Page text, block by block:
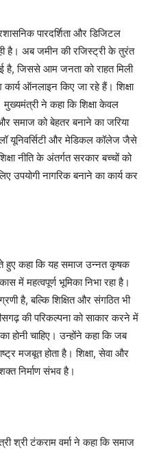
पारदर्शिता और डिजिटल
है। अब जमीन की रजिस्ट्री के तुरंत
है, जिससे आम जनता को राहत मिली
ऑनलाइन किए जा रहे हैं। शिक्षा
ने कहा कि शिक्षा केवल
समाज को बेहतर बनाने का जरिया
और मेडिकल कॉलेज जैसे
नीति के अंतर्गत सरकार बच्चों को
उपयोगी नागरिक बनाने का कार्य कर
हुए कहा कि यह समाज उन्नत कृषक
में महत्वपूर्ण भूमिका निभा रहा है।
है, बल्कि शिक्षित और संगठित भी
की परिकल्पना को साकार करने में
होनी चाहिए। उन्होंने कहा कि जब
मजबूत होता है। शिक्षा, सेवा और
निर्माण संभव है।
श्री टंकराम वर्मा ने कहा कि समाज